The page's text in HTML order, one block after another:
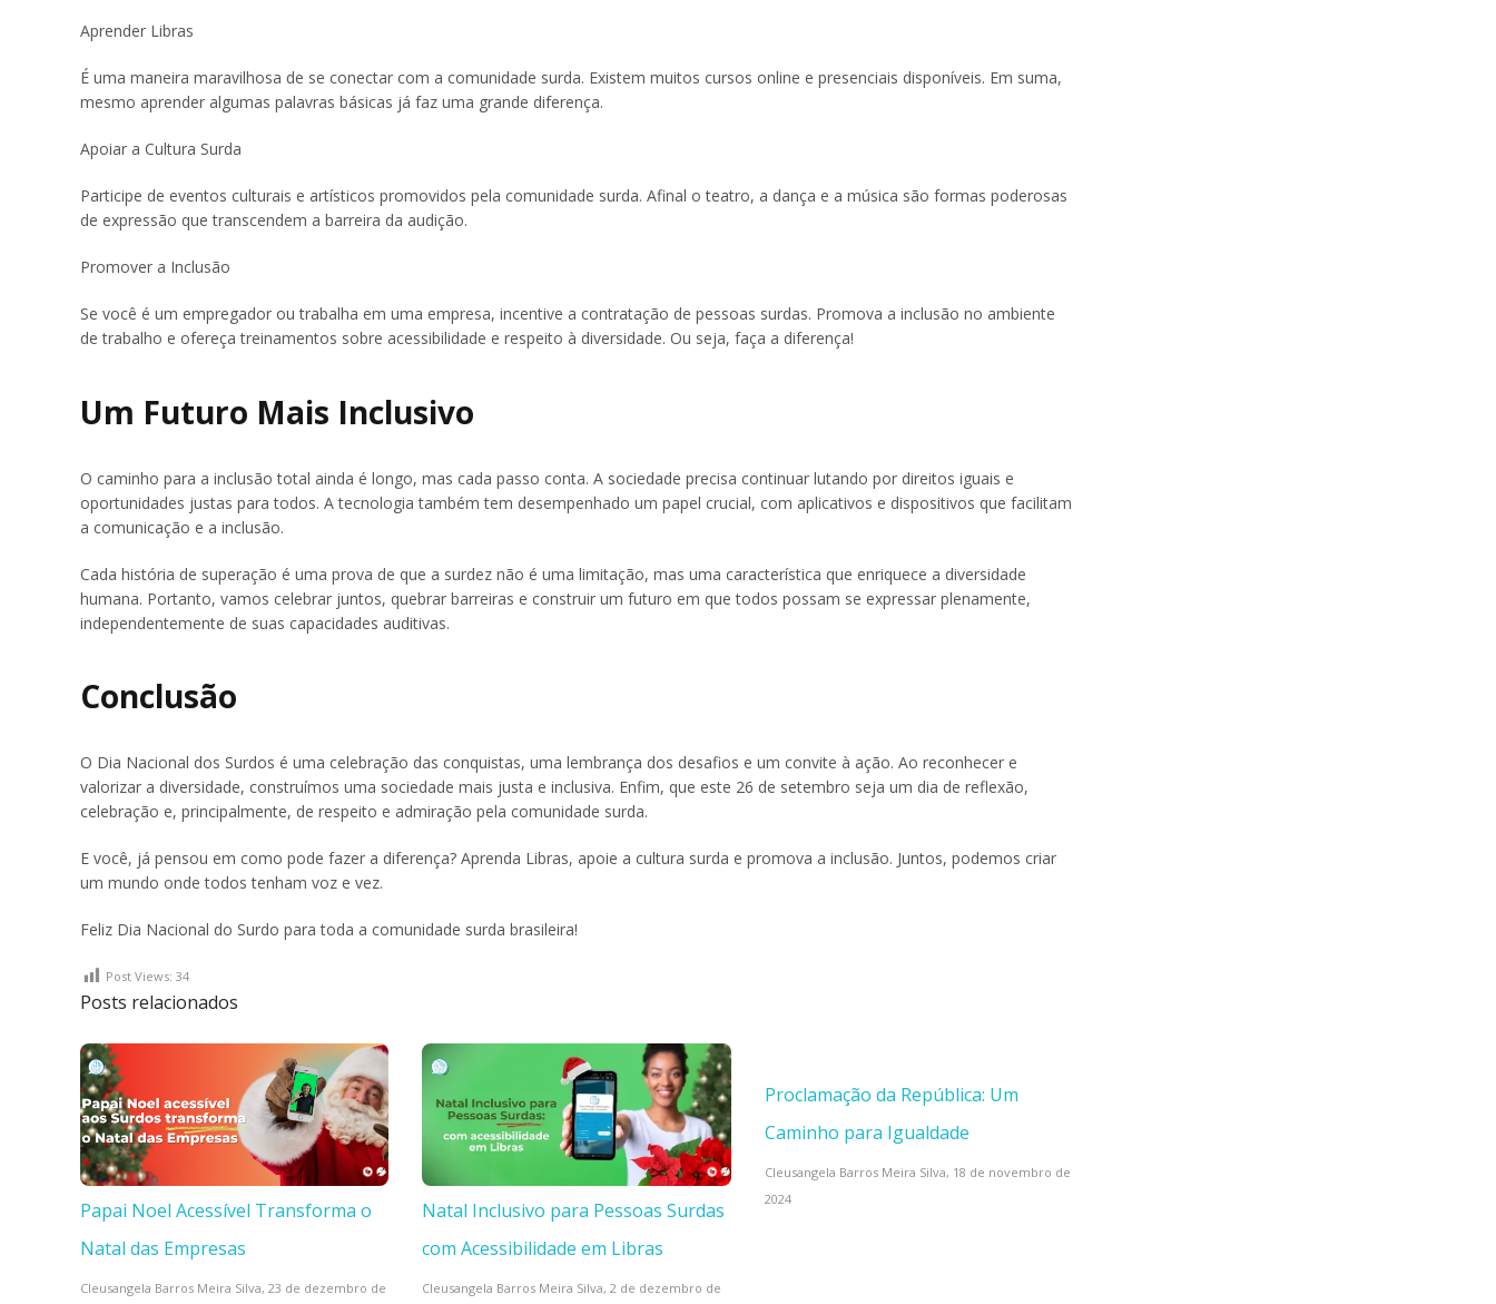
Aprender Libras
É uma maneira maravilhosa de se conectar com a comunidade surda. Existem muitos cursos online e presenciais disponíveis. Em suma,
mesmo aprender algumas palavras básicas já faz uma grande diferença.
Apoiar a Cultura Surda
Participe de eventos culturais e artísticos promovidos pela comunidade surda. Afinal o teatro, a dança e a música são formas poderosas
de expressão que transcendem a barreira da audição.
Promover a Inclusão
Se você é um empregador ou trabalha em uma empresa, incentive a contratação de pessoas surdas. Promova a inclusão no ambiente
de trabalho e ofereça treinamentos sobre acessibilidade e respeito à diversidade. Ou seja, faça a diferença!
Um Futuro Mais Inclusivo
O caminho para a inclusão total ainda é longo, mas cada passo conta. A sociedade precisa continuar lutando por direitos iguais e
oportunidades justas para todos. A tecnologia também tem desempenhado um papel crucial, com aplicativos e dispositivos que facilitam
a comunicação e a inclusão.
Cada história de superação é uma prova de que a surdez não é uma limitação, mas uma característica que enriquece a diversidade
humana. Portanto, vamos celebrar juntos, quebrar barreiras e construir um futuro em que todos possam se expressar plenamente,
independentemente de suas capacidades auditivas.
Conclusão
O Dia Nacional dos Surdos é uma celebração das conquistas, uma lembrança dos desafios e um convite à ação. Ao reconhecer e
valorizar a diversidade, construímos uma sociedade mais justa e inclusiva. Enfim, que este 26 de setembro seja um dia de reflexão,
celebração e, principalmente, de respeito e admiração pela comunidade surda.
E você, já pensou em como pode fazer a diferença? Aprenda Libras, apoie a cultura surda e promova a inclusão. Juntos, podemos criar
um mundo onde todos tenham voz e vez.
Feliz Dia Nacional do Surdo para toda a comunidade surda brasileira!
Post Views: 34
Posts relacionados
Papai Noel Acessível Transforma o
Natal das Empresas
Cleusangela Barros Meira Silva, 23 de dezembro de
Natal Inclusivo para Pessoas Surdas
com Acessibilidade em Libras
Cleusangela Barros Meira Silva,2 de dezembro de
Proclamação da República: Um
Caminho para Igualdade
Cleusangela Barros Meira Silva, 18 de novembro de
2024